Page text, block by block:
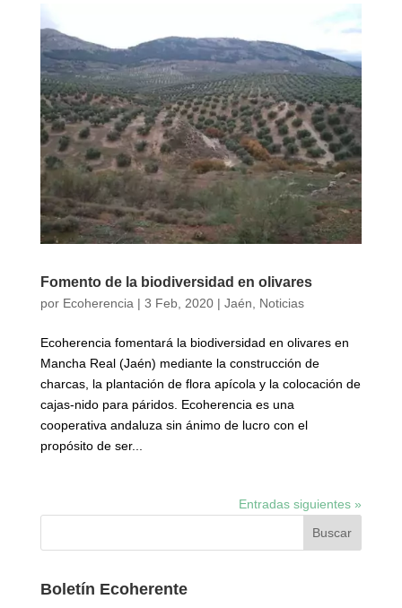
Fomento de la biodiversidad en olivares
por Ecoherencia | 3 Feb, 2020| Jaén Noticias
Ecoherencia fomentará la biodiversidad en olivares en
Mancha Real (Jaén) mediante la construcción de
charcas, la plantación de flora apícola y la colocación de
cajas-nido para páridos. Ecoherencia es una
cooperativa andaluza sin ánimo de lucro con el
propósito de ser...
Entradas siguientes »
Boletín Ecoherente